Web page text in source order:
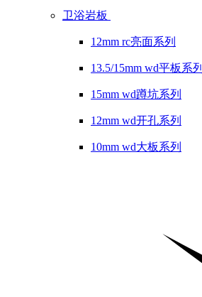
卫浴岩板
12mm rc亮面系列
13.5/15mm wd平板系列
15mm wd蹲坑系列
12mm wd开孔系列
10mm wd大板系列